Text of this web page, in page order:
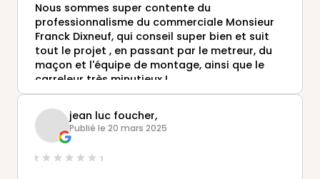
Nous sommes super contente du
professionnalisme du commerciale Monsieur
Franck Dixneuf, qui conseil super bien et suit
tout le projet , en passant par le metreur, du
maçon et l'équipe de montage, ainsi que le
carreleur très minutieux !
Nous sommes ravie du résultat,
Nous conseillons la maison Gustave Rideau
pour leur professionnalisme et leur gentillesse
Et la qualité du produit .
Un grand merci !!
jean luc foucher,
Publié le 20 mars 2025